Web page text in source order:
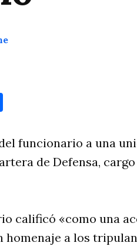
funcionario a una
de Defensa,
calificó «como una
homenaje a los